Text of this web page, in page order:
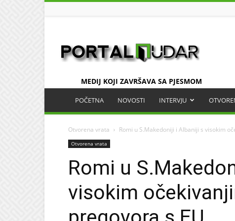
MEDIJ KOJI ZAVRŠAVA SA PJESMOM
POČETNA NOVOSTI INTERVJU
Otvorena vrata Romi u S.Makedoniji i Albaniji s visokim
Otvorena vrata
Romi u
visokim